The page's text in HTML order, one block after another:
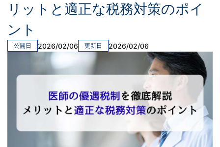
リットと適正な税務対策のポイ
ント
公開日 2026/02/06 更新日 2026/02/06